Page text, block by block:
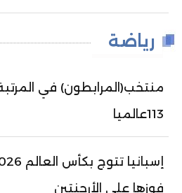
رياضة
منتخب(المرابطون) في
113عالميا
فوزها على الأرجنتين